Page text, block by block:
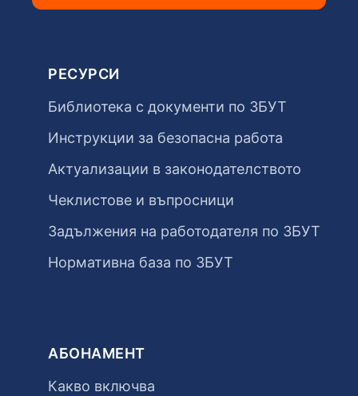
РЕСУРСИ
Библиотека с документи по ЗБУТ
Инструкции за безопасна работа
Актуализации в законодателството
Чеклистове и въпросници
Задължения на работодателя по ЗБУТ
Нормативна база по ЗБУТ
АБОНАМЕНТ
Какво включва